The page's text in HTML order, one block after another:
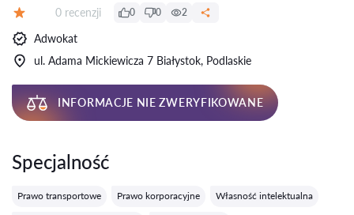
Recenzji:
0 recenzji 0 0 2
Adwokat
ul. Adama Mickiewicza 7 Białystok, Podlaskie
INFORMACJE NIE ZWERYFIKOWANE
Specjalność
Prawo transportowe Prawo korporacyjne Własność intelektualna